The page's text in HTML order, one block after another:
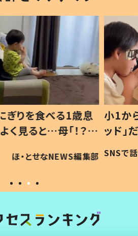
ぎりを食べる1歳息
見ると…母「！？」
た母の投稿に「可愛
「現行犯〜」
ほ・とせなNEWS編集部
小1か
ッド
作り
#令和
SNSで